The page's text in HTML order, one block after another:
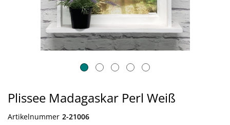
Plissee Madagaskar Perl Weiß
Artikelnummer 2-21006